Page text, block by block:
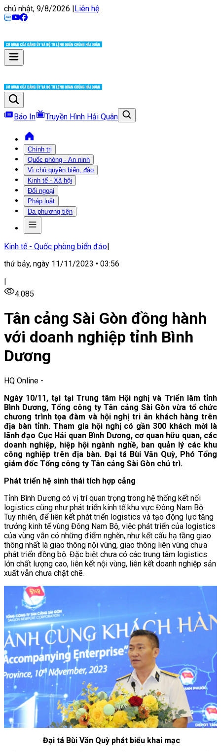
chủ nhật, 9/8/2026 |Liên hệ
Báo In Truyền Hình Hải Quân
Chính trị
Quốc phòng - An ninh
Vì chủ quyền biển, đảo
Kinh tế - Xã hội
Đối ngoại
Pháp luật
Đa phương tiện
Kinh tế - Quốc phòng biển đảo|
thứ bảy, ngày 11/11/2023 • 03:56
|
4.085
Tân cảng Sài Gòn đồng hành
với doanh nghiệp tỉnh Bình
Dương
HQ Online -
Ngày 10/11, tại tại Trung tâm Hội nghị và Triển lãm tỉnh
Bình Dương, Tổng công ty Tân cảng Sài Gòn vừa tổ chức
chương trình tọa đàm và hội nghị tri ân khách hàng trên
địa bàn tỉnh. Tham gia hội nghị có gần 300 khách mời là
lãnh đạo Cục Hải quan Bình Dương, cơ quan hữu quan, các
doanh nghiệp, hiệp hội ngành nghề, ban quản lý các khu
công nghiệp trên địa bàn. Đại tá Bùi Văn Quỳ, Phó Tổng
giám đốc Tổng công ty Tân cảng Sài Gòn chủ trì.
Phát triển hệ sinh thái tích hợp cảng
Tỉnh Bình Dương có vị trí quan trọng trong hệ thống kết nối
logistics cũng như phát triển kinh tế khu vực Đông Nam Bộ.
Tuy nhiên, để liên kết phát triển logistics và tạo động lực tăng
trưởng kinh tế vùng Đông Nam Bộ, việc phát triển của logistics
của vùng vẫn có những điểm nghẽn, như kết cấu hạ tầng giao
thông nhất là giao thông nội vùng, giao thông liên vùng chưa
phát triển đồng bộ. Đặc biệt chưa có các trung tâm logistics
lớn chất lượng cao, liên kết nội vùng, liên kết doanh nghiệp sản
xuất vẫn chưa chặt chẽ.
Đại tá Bùi Văn Quỳ phát biểu khai mạc